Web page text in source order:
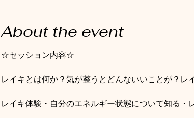
About the event
☆セッション内容☆
レイキとは何か？気が整うとどんないいことが？レ
レイキ体験・自分のエネルギー状態について知る・